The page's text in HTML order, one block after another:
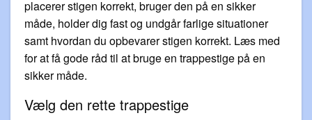
placerer stigen korrekt, bruger den på en sikker
måde, holder dig fast og undgår farlige situationer
samt hvordan du opbevarer stigen korrekt. Læs med
for at få gode råd til at bruge en trappestige på en
sikker måde.
Vælg den rette trappestige